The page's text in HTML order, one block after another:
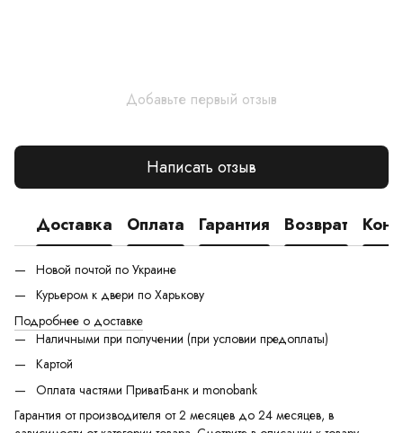
Добавьте первый отзыв
Написать отзыв
Доставка Оплата Гарантия Возврат
Новой почтой по Украине
Курьером к двери по Харькову
Подробнее о доставке
Наличными при получении (при условии предоплаты)
Картой
Оплата частями ПриватБанк и monobank
Гарантия от производителя от 2 месяцев до 24 месяцев, в